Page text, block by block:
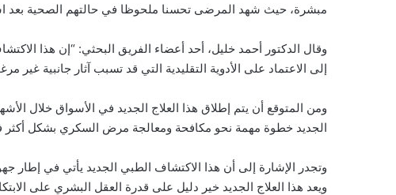
مبشرة، حيث شهد المرضى تحسنا ملحوظا في حالتهم الصحية بعد
وقال الدكتور أحمد خليل، أحد أعضاء الفريق البحثي: “إن هذا
إلى الاعتماد على الأدوية التقليدية التي قد تسبب آثار جانبية غير
ومن المتوقع أن يتم إطلاق هذا العلاج الجديد في الأسواق خلال
الجديد خطوة مهمة نحو مكافحة ومعالجة مرض السكري بشكل أكثر
وتجدر الإشارة إلى أن هذا الاكتشاف الطبي الجديد يأتي في إطار
ويعد هذا العلاج الجديد خير دليل على قدرة العقل البشري على